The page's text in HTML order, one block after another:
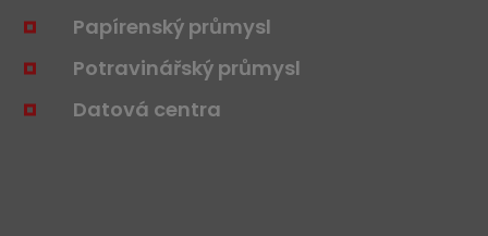
Papírenský průmysl
Potravinářský průmysl
Datová centra